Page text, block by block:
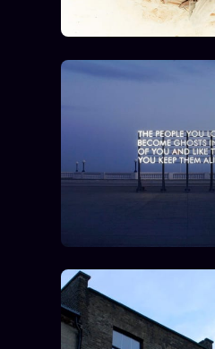
À propos
Founders
Personas
Signatures
Charte éditoriale
Studios